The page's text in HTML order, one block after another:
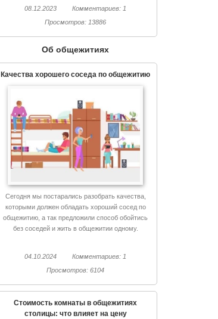
интересного.
08.12.2023
Комментариев: 1
Просмотров: 13886
Об общежитиях
Качества хорошего соседа по общежитию
Сегодня мы постарались разобрать качества,
которыми должен обладать хороший сосед по
общежитию, а так предложили способ обойтись
без соседей и жить в общежитии одному.
04.10.2024
Комментариев: 1
Просмотров: 6104
Стоимость комнаты в общежитиях
столицы: что влияет на цену